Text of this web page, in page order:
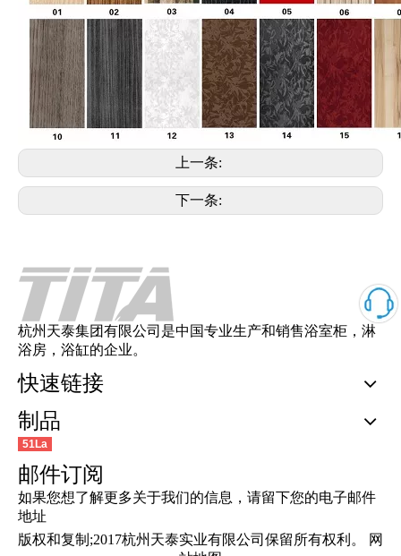
上一条:
下一条:
杭州天泰集团有限公司是中国专业生产和销售浴室柜，淋
浴房，浴缸的企业。
快速链接
制品
51La
邮件订阅
如果您想了解更多关于我们的信息，请留下您的电子邮件
地址
版权和复制;2017杭州天泰实业有限公司保留所有权利。
网